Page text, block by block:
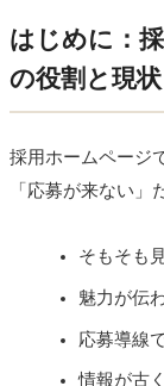
はじめに：
の役割と現状
採用ホームページ
「応募が来ない」
そもそも
魅力が伝
応募導線
情報が古